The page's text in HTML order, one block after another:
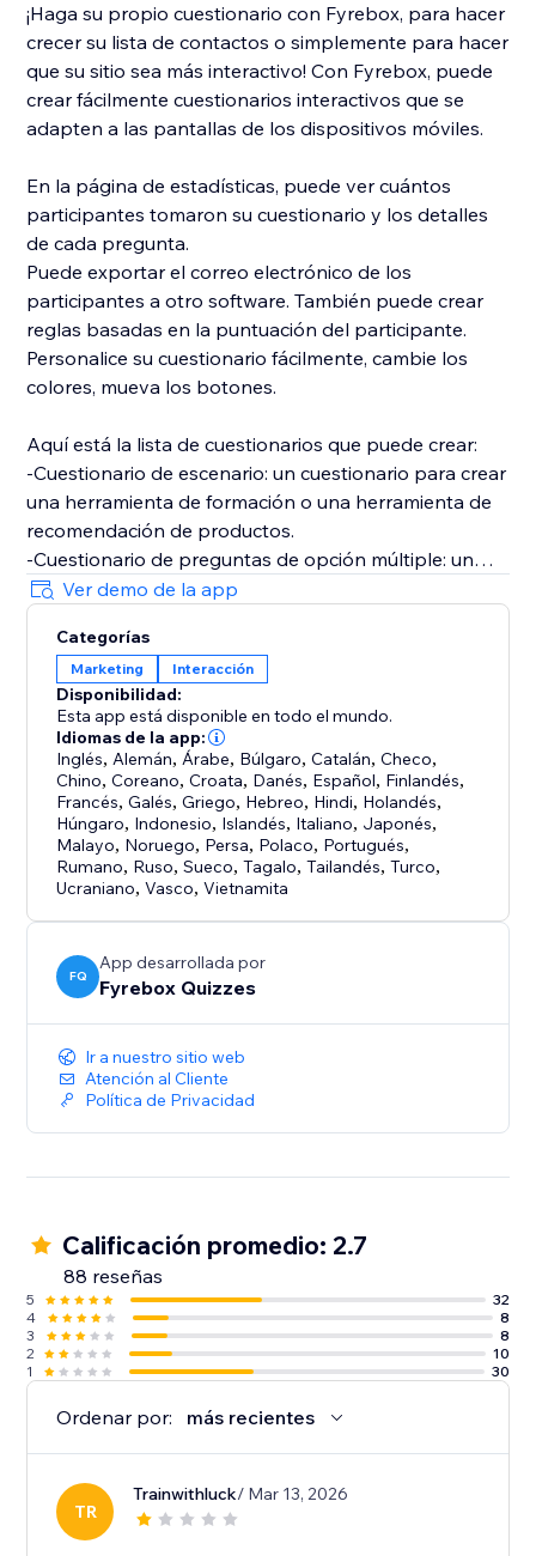
¡Haga su propio cuestionario con Fyrebox, para hacer
crecer su lista de contactos o simplemente para hacer
que su sitio sea más interactivo! Con Fyrebox, puede
crear fácilmente cuestionarios interactivos que se
adapten a las pantallas de los dispositivos móviles.
En la página de estadísticas, puede ver cuántos
participantes tomaron su cuestionario y los detalles
de cada pregunta.
Puede exportar el correo electrónico de los
participantes a otro software. También puede crear
reglas basadas en la puntuación del participante.
Personalice su cuestionario fácilmente, cambie los
colores, mueva los botones.
Aquí está la lista de cuestionarios que puede crear:
-Cuestionario de escenario: un cuestionario para crear
una herramienta de formación o una herramienta de
recomendación de productos.
-Cuestionario de preguntas de opción múltiple: un
cuestionario para evaluar el conocimiento de los
participantes
-Cuestionario de Verdadero / Falso: un cuestionario
en el que el participante simplemente tiene que
seleccionar sí o no
-Cuestionario de respuestas abiertas: un cuestionario
que pide a los participantes que escriban su
respuesta
-Cuestionario de respuestas más seleccionadas: un
cuestionario utilizado para evaluaciones psicológicas.
Ver demo de la app
Categorías
Marketing Interacción
Disponibilidad:
Esta app está disponible en todo el mundo.
Idiomas de la app:
Inglés, Alemán, Árabe, Búlgaro,Catalán,Checo,
Chino,Coreano,Croata, Danés, Español, Finlandés,
Francés,Galés,Griego, Hebreo, Hindi, Holandés,
Húngaro, Indonesio, Islandés, Italiano, Japonés,
Malayo, Noruego, Persa, Polaco, Portugués,
Rumano, Ruso,Sueco,Tagalo,Tailandés,Turco,
Ucraniano,Vasco,Vietnamita
FQ
App desarrollada por
Fyrebox Quizzes
Ir a nuestro sitio web
Atención al Cliente
Política de Privacidad
Calificación promedio: 2.7
88 reseñas
5
32
4
8
3
8
2
10
1
30
Ordenar por: más recientes
TR
Trainwithluck/ Mar 13, 2026